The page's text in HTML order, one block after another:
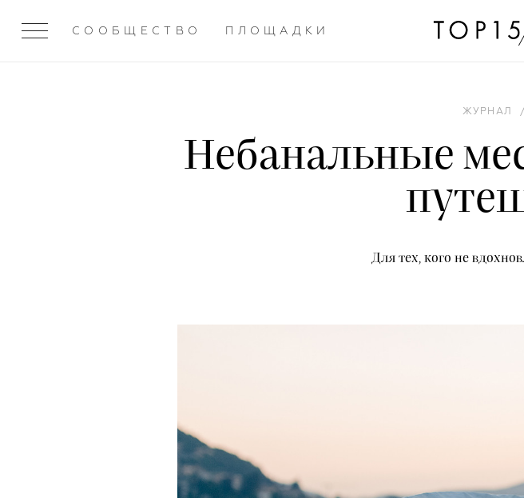
СООБЩЕСТВО ПЛОЩАДКИ
ЖУРНАЛ /
Небанальные
Для тех, кого не